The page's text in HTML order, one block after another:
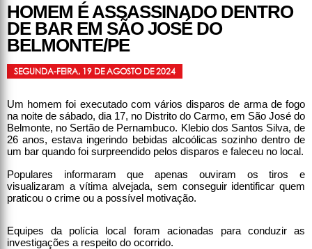
HOMEM É ASSASSINADO DENTRO
DE BAR EM SÃO JOSÉ DO
BELMONTE/PE
SEGUNDA-FEIRA, 19 DE AGOSTO DE 2024
Um homem foi executado com vários disparos de arma de fogo
na noite de sábado, dia 17, no Distrito do Carmo, em São José do
Belmonte, no Sertão de Pernambuco. Klebio dos Santos Silva, de
26 anos, estava ingerindo bebidas alcoólicas sozinho dentro de
um bar quando foi surpreendido pelos disparos e faleceu no local.
Populares informaram que apenas ouviram os tiros e
visualizaram a vítima alvejada, sem conseguir identificar quem
praticou o crime ou a possível motivação.
Equipes da polícia local foram acionadas para conduzir as
investigações a respeito do ocorrido.